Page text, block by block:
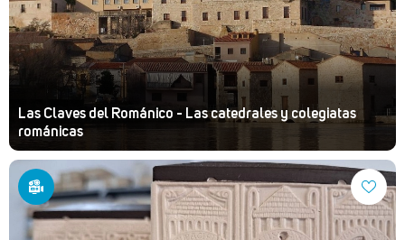
Las Claves del Románico - Las catedrales y colegiatas
románicas